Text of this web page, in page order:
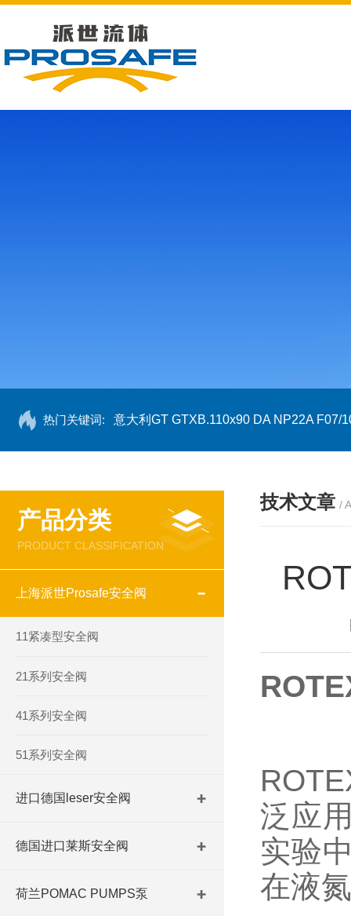
热门关键词: 意大利GT GTXB.110x90 DA NP22A F07/
产品分类
PRODUCT CLASSIFICATION
上海派世Prosafe安全阀
11紧凑型安全阀
21系列安全阀
41系列安全阀
51系列安全阀
进口德国leser安全阀
德国进口莱斯安全阀
荷兰POMAC PUMPS泵
技术文章 /
泛应
实验
在液